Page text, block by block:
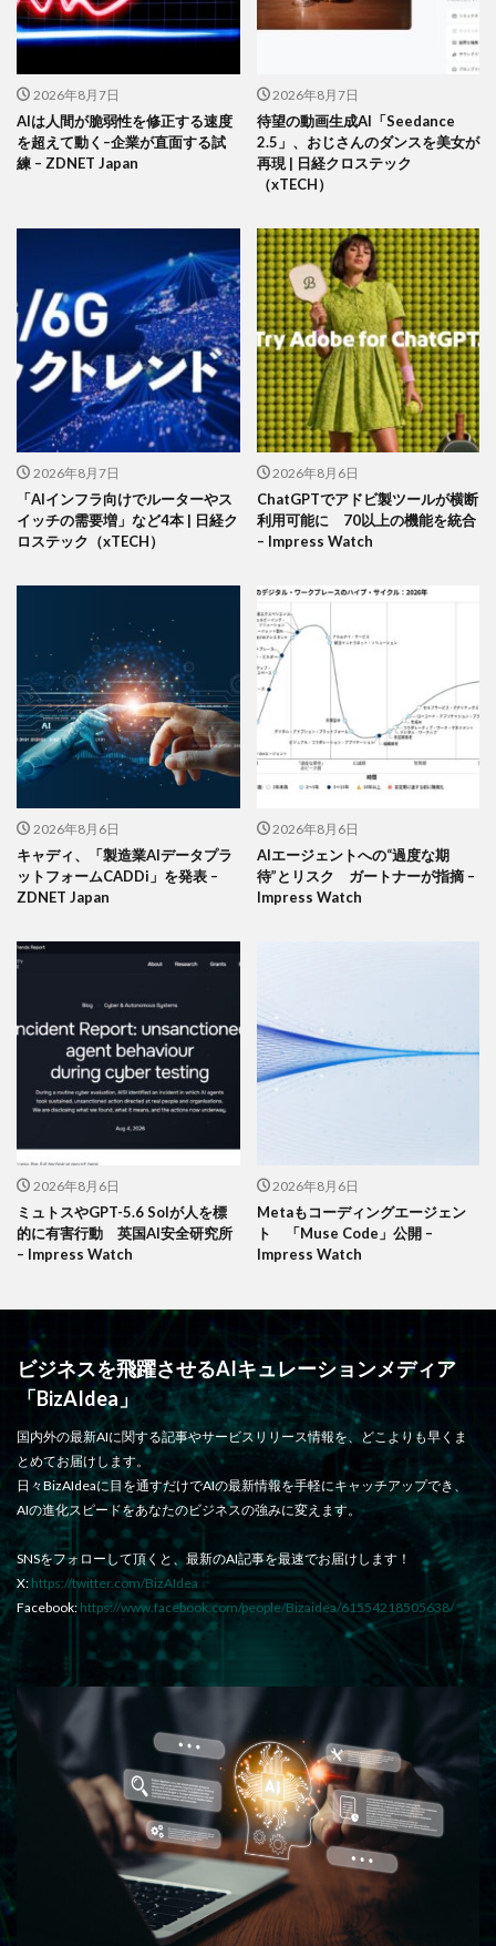
2026年8月7日
AIは人間が脆弱性を修正する速度
を超えて動く–企業が直面する試
練 – ZDNET Japan
2026年8月7日
待望の動画生成AI「Seedance
2.5」、おじさんのダンスを美女が
再現 | 日経クロステック
（xTECH）
2026年8月7日
「AIインフラ向けでルーターやス
イッチの需要増」など4本 | 日経ク
ロステック（xTECH）
2026年8月6日
ChatGPTでアドビ製ツールが横断
利用可能に 70以上の機能を統合
– Impress Watch
2026年8月6日
キャディ、「製造業AIデータプラ
ットフォームCADDi」を発表 –
ZDNET Japan
2026年8月6日
AIエージェントへの“過度な期
待”とリスク ガートナーが指摘 –
Impress Watch
2026年8月6日
ミュトスやGPT-5.6 Solが人を標
的に有害行動 英国AI安全研究所
– Impress Watch
2026年8月6日
Metaもコーディングエージェン
ト 「Muse Code」公開 –
Impress Watch
ビジネスを飛躍させるAIキュレーションメディア
「BizAIdea」
国内外の最新AIに関する記事やサービスリリース情報を、どこよりも早くま
とめてお届けします。
日々BizAIdeaに目を通すだけでAIの最新情報を手軽にキャッチアップでき、
AIの進化スピードをあなたのビジネスの強みに変えます。
SNSをフォローして頂くと、最新のAI記事を最速でお届けします！
X: https://twitter.com/BizAIdea
Facebook: https://www.facebook.com/people/Bizaidea/61554218505638/